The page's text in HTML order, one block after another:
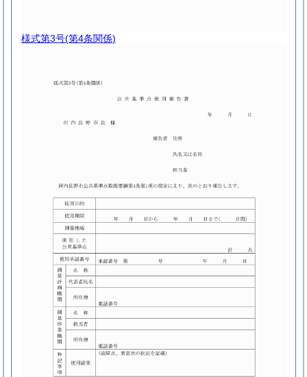
様式第3号(第4条関係)